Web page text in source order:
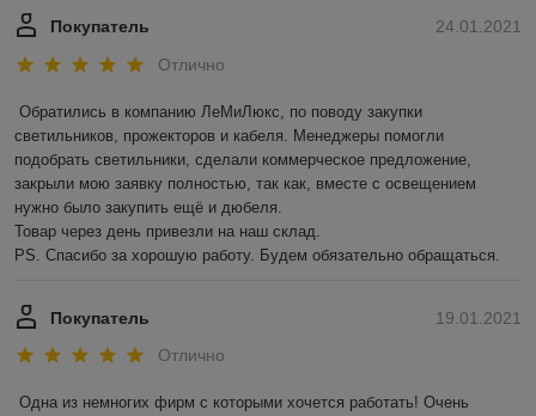
24.01.2021
Покупатель
Отлично
Обратились в компанию ЛеМиЛюкс, по поводу закупки
светильников, прожекторов и кабеля. Менеджеры помогли
подобрать светильники, сделали коммерческое предложение,
закрыли мою заявку полностью, так как, вместе с освещением
нужно было закупить ещё и дюбеля.
Товар через день привезли на наш склад.
PS. Спасибо за хорошую работу. Будем обязательно обращаться.
19.01.2021
Покупатель
Отлично
Одна из немногих фирм с которыми хочется работать! Очень